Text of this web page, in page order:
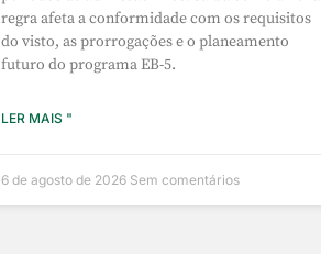
regra afeta a conformidade com os requisitos
do visto, as prorrogações e o planeamento
futuro do programa EB-5.
LER MAIS "
6 de agosto de 2026 Sem comentários